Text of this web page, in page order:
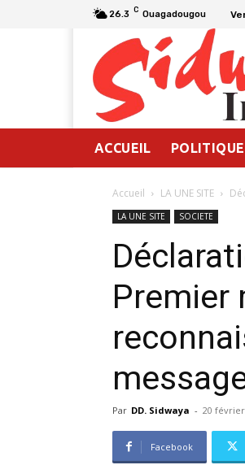
26.3 C Ouagadougou
ACCUEIL POLITIQUE
Accueil LA UNE SITE
LA UNE SITE SOCIETE
Premier
Par DD. Sidwaya - 20 février
Facebook